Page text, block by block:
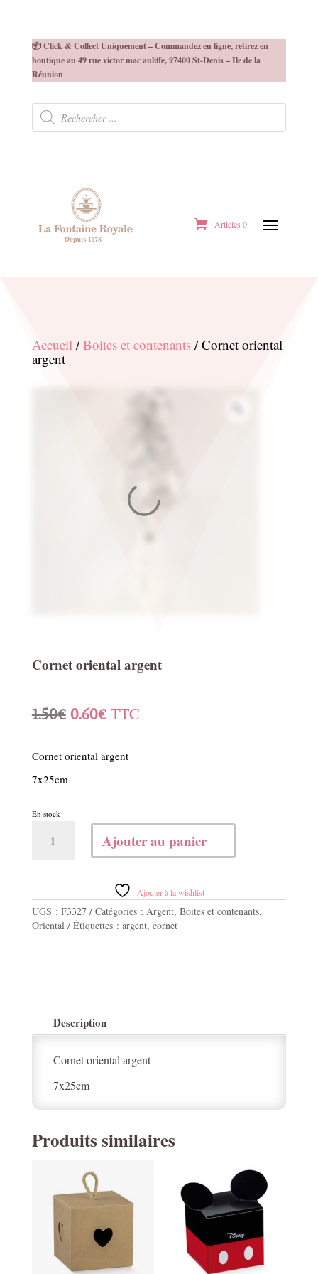
📦 Click & Collect Uniquement – Commandez en ligne, retirez en
boutique au 49 rue victor mac auliffe, 97400 St-Denis – Ile de la
Réunion
Recherche
produits
Articles 0
Accueil/Boites et contenants/ Cornet oriental
argent
Cornet oriental argent
1.50€ Le
1.50€.
0.60€Le
actuel
0.60€.
TTC
Cornet oriental argent
7x25cm
En stock
Ajouter au panier
Ajouter à la wishlist
UGS : F3327 Catégories : Argent, Boites et contenants,
Oriental
Étiquettes : argent, cornet
Description
Cornet oriental argent
7x25cm
Produits similaires